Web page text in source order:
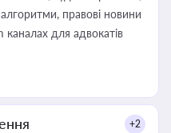
правові новини
для адвокатів
+2